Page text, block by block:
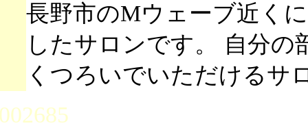
長野市のMウェーブ近く
したサロンです。 自分
くつろいでいただけるサ